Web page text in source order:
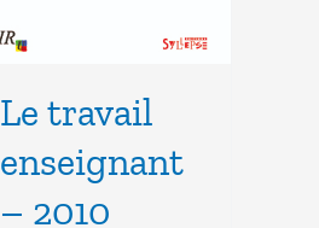
Le travail
enseignant
– 2010